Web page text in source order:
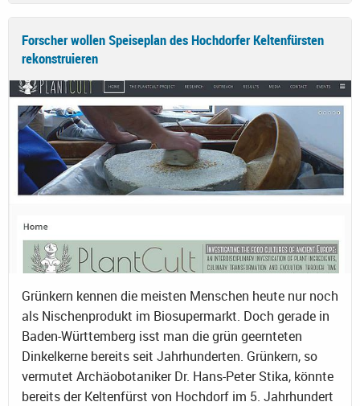
Forscher wollen Speiseplan des Hochdorfer Keltenfürsten
rekonstruieren
Grünkern kennen die meisten Menschen heute nur noch
als Nischenprodukt im Biosupermarkt. Doch gerade in
Baden-Württemberg isst man die grün geernteten
Dinkelkerne bereits seit Jahrhunderten. Grünkern, so
vermutet Archäobotaniker Dr. Hans-Peter Stika, könnte
bereits der Keltenfürst von Hochdorf im 5. Jahrhundert